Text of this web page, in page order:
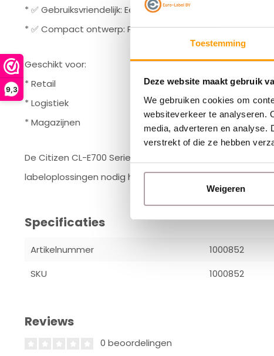
Toestemming
Deze website maakt gebruik
We gebruiken cookies om
websiteverkeer te analyseren.
media, adverteren en analyse.
verstrekt of die ze hebben
Weigeren
9,3
* ✅ Gebruiksvriendelijk: Eenvoudige bediening en
* ✅ Compact ontwerp: Past gemakkelijk in elke
Geschikt voor:
* Retail
* Logistiek
* Magazijnen
De Citizen CL-E700 Series biedt tal van voordelen en is
labeloplossingen nodig hebben.
Specificaties
Artikelnummer
1000852
SKU
1000852
Reviews
0 beoordelingen